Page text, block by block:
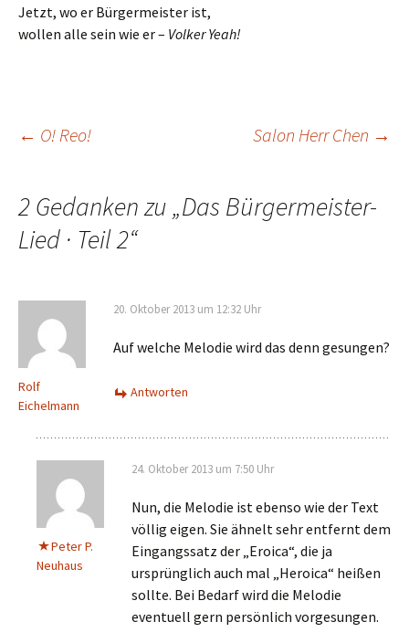
Jetzt, wo er Bürgermeister ist,
wollen alle sein wie er – Volker Yeah!
Beitrags-
Navigation
← O! Reo! Salon Herr Chen →
2 Gedanken zu „Das Bürgermeister-
Lied · Teil 2“
Rolf
Eichelmann
20. Oktober 2013 um 12:32 Uhr
Auf welche Melodie wird das denn gesungen?
Antworten
Peter P.
Neuhaus
24. Oktober 2013 um 7:50 Uhr
Nun, die Melodie ist ebenso wie der Text
völlig eigen. Sie ähnelt sehr entfernt dem
Eingangssatz der „Eroica“, die ja
ursprünglich auch mal „Heroica“ heißen
sollte. Bei Bedarf wird die Melodie
eventuell gern persönlich vorgesungen.